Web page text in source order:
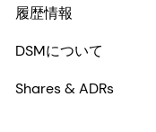
履歴情報
DSMについて
Shares & ADRs